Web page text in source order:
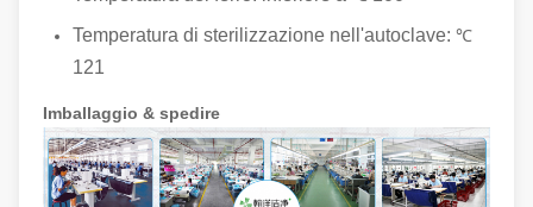
Temperatura di sterilizzazione nell'autoclave: ℃
121
Imballaggio & spedire